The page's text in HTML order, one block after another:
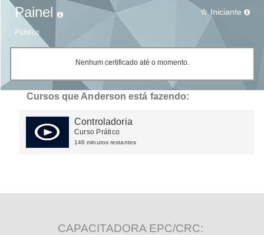
Painel
Público
star_border Iniciante
Nenhum certificado até o momento.
Cursos que Anderson está fazendo:
Controladoria
Curso Prático
146 minutos restantes
CAPACITADORA EPC/CRC: